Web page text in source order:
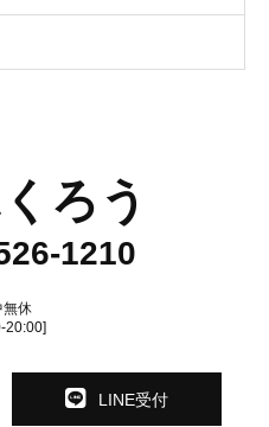
ろう
1210
無休
20:00]
LINE受付